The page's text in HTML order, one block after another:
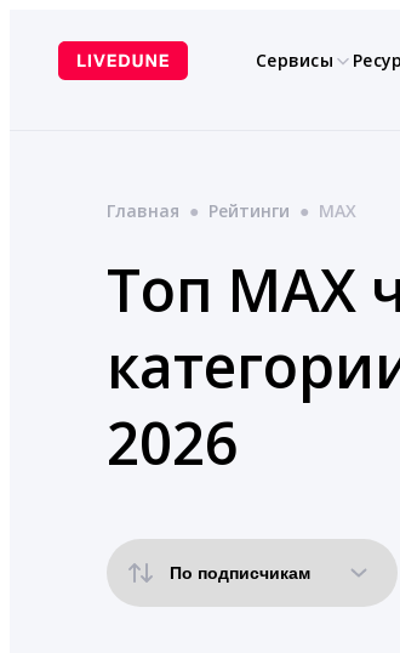
содержимому
Сервисы
Главная ● Рейтинги ● MAX
Топ MAX
2026